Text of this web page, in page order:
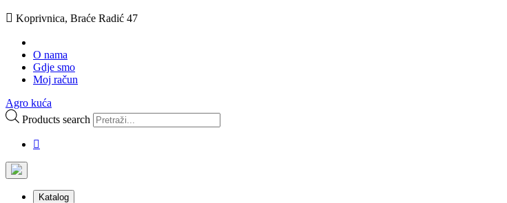
Koprivnica, Braće Radić 47
O nama
Gdje smo
Moj račun
Agro kuća
Products search
Katalog